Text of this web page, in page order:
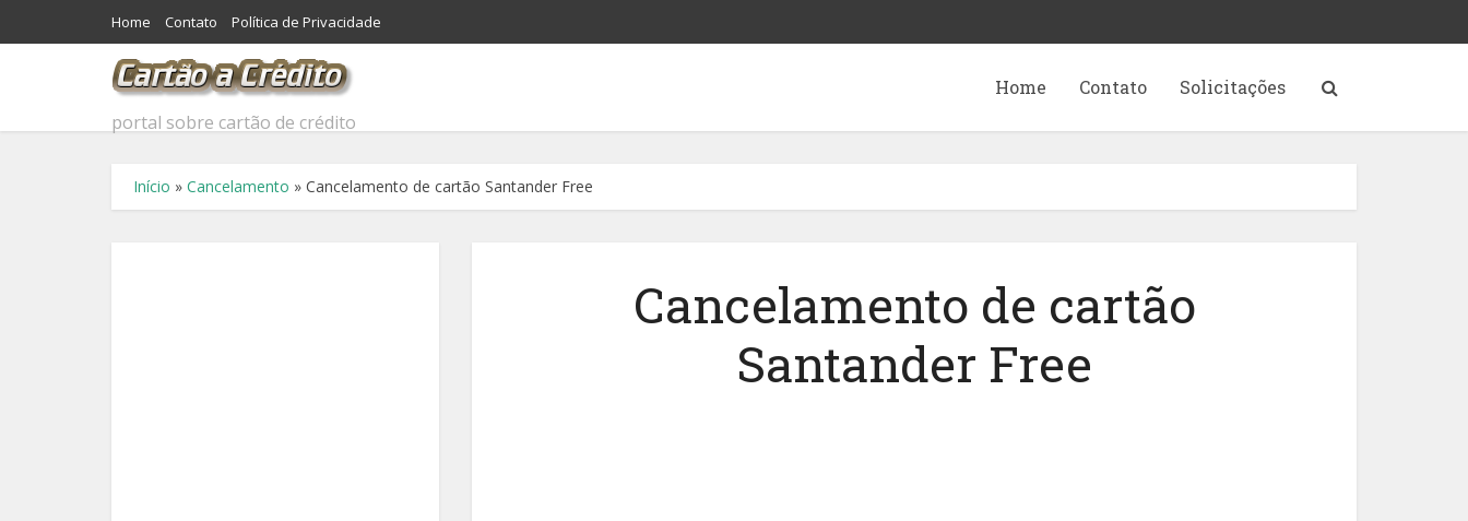
Home Contato Política de Privacidade
portal sobre cartão de crédito
Home Contato Solicitações
Início » Cancelamento » Cancelamento de cartão Santander Free
Cancelamento de cartão
Santander Free